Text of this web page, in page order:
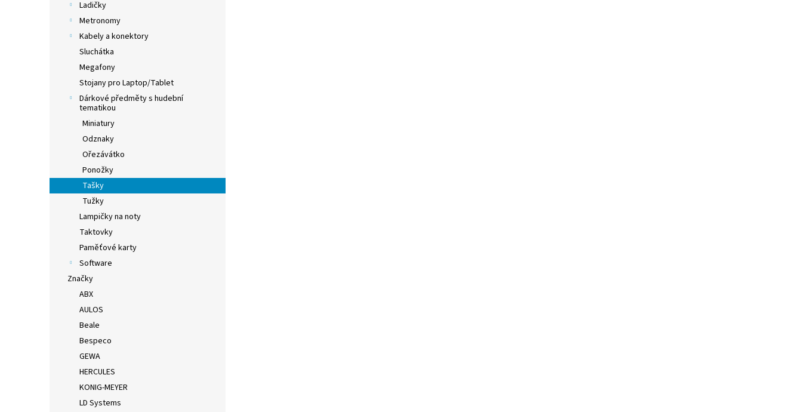
Ladičky
Metronomy
Kabely a konektory
Sluchátka
Megafony
Stojany pro Laptop/Tablet
Dárkové předměty s hudební
tematikou
Miniatury
Odznaky
Ořezávátko
Ponožky
Tašky
Tužky
Lampičky na noty
Taktovky
Paměťové karty
Software
Značky
ABX
AULOS
Beale
Bespeco
GEWA
HERCULES
KONIG-MEYER
LD Systems